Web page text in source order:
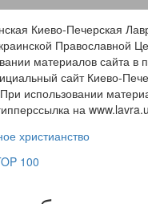
Киево-Печерская
Православной
материалов сайта в
сайт Киево-
использовании
на